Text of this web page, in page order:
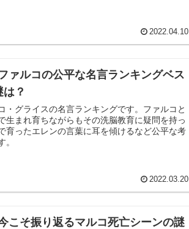
2022.04.10
ァルコの公平な名言ランキングベス
は？
・グライスの名言ランキングです。ファルコと
生まれ育ちながらもその洗脳教育に疑問を持っ
育ったエレンの言葉に耳を傾けるなど公平な考
。
2022.03.20
こそ振り返るマルコ死亡シーンの謎